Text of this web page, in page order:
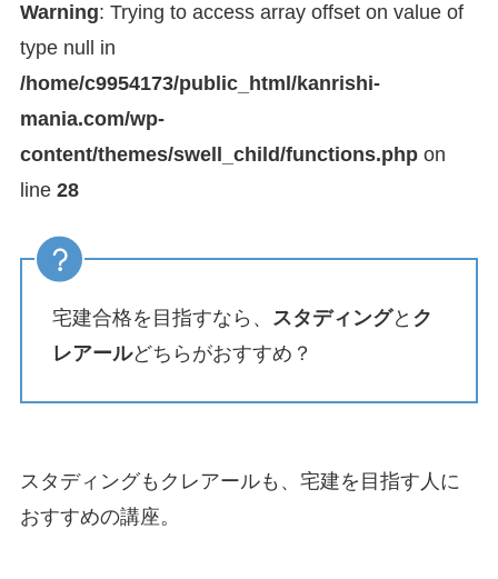
Warning: Trying to access array offset on value of
type null in
/home/c9954173/public_html/kanrishi-
mania.com/wp-
content/themes/swell_child/functions.phpon
line 28
宅建合格を目指すなら、 スタディングと ク
レアールどちらがおすすめ？
スタディングもクレアールも、宅建を目指す人に
おすすめの講座。